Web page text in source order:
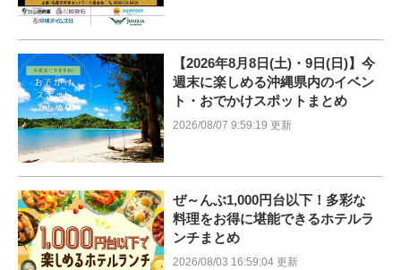
【2026年8月8日(土)・9日(日)】今
週末に楽しめる沖縄県内のイベン
ト・おでかけスポットまとめ
2026/08/07 9:59:19 更新
ぜ～んぶ1,000円台以下！多彩な
料理をお得に堪能できるホテルラ
ンチまとめ
2026/08/03 16:59:04 更新